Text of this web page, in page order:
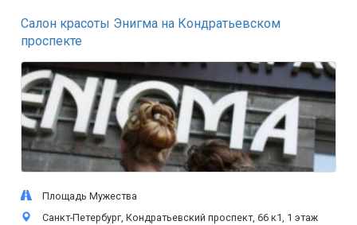
Салон красоты Энигма на Кондратьевском
проспекте
Площадь Мужества
Санкт-Петербург, Кондратьевский проспект, 66 к1, 1 этаж